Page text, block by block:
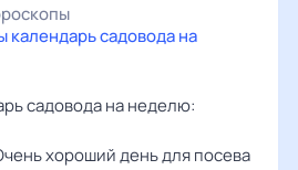
садовода на
садовода на неделю:
хороший день для посева